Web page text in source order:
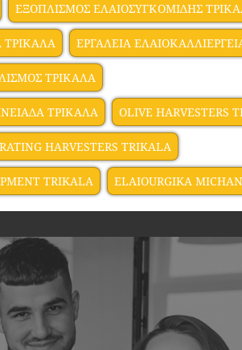
ΕΞΟΠΛΙΣΜΟΣ ΕΛΑΙΟΣΥΓΚΟΜΙΔΗΣ
ΤΡΙΚΑΛΑ ΕΡΓΑΛΕΙΑ
ΤΡΙΚΑΛΑ
ΤΡΙΚΑΛΑ OLIVE HARVESTERS
HARVESTERS TRIKALA
TRIKALA ELAIOURGIKA